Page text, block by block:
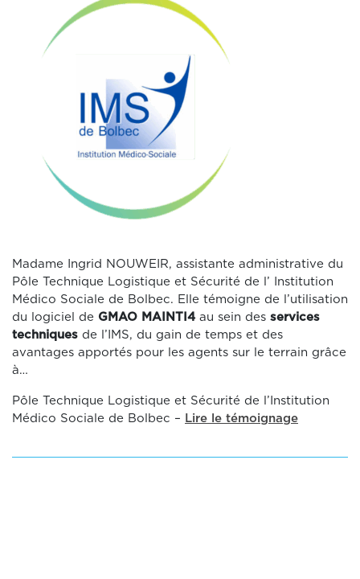
Madame Ingrid NOUWEIR, assistante administrative du
Pôle Technique Logistique et Sécurité de l’ Institution
Médico Sociale de Bolbec. Elle témoigne de l’utilisation
du logiciel de GMAO MAINTI4 au sein des services
techniques de l’IMS, du gain de temps et des
avantages apportés pour les agents sur le terrain grâce
à…
Pôle Technique Logistique et Sécurité de l’Institution
Médico Sociale de Bolbec – Lire le témoignage